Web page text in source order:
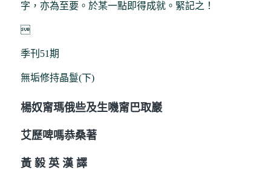
字，亦為至要。於某一點即得成就。緊記之！

季刊51期
無垢修持晶鬘(下)
楊奴甯瑪俄些及生嘰甯巴取巖
艾歷啤嗎恭桑著
黃 毅 英 漢 譯